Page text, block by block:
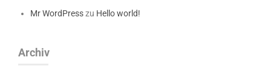
Mr WordPresszu Hello world!
Archiv